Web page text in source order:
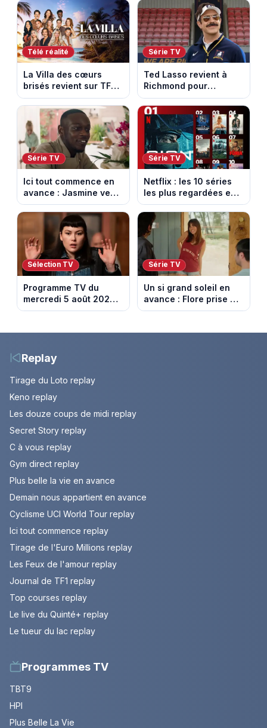
Belleville-en-
Beaujolais
Télé réalité
La Villa des cœurs
brisés revient sur TFX :
voici les candidats de
la saison 11 au Mexique
Série TV
Ted Lasso revient à
Richmond pour
entraîner une équipe
féminine dans la
saison 4
Série TV
Ici tout commence en
avance : Jasmine veut
retenir Louis. Episode
du 6 août 2026
(spoiler)
Série TV
Netflix : les 10 séries
les plus regardées en
France en ce moment
Sélection TV
Programme TV du
mercredi 5 août 2026 :
notre sélection pour
Série TV
Un si grand soleil en
avance : Flore prise au
piège. Episode du 6
Replay
Tirage du Loto replay
Keno replay
Les douze coups de midi replay
Secret Story replay
C à vous replay
Gym direct replay
Plus belle la vie en avance
Demain nous appartient en avance
Cyclisme UCI World Tour replay
Ici tout commence replay
Tirage de l'Euro Millions replay
Les Feux de l'amour replay
Journal de TF1 replay
Top courses replay
Le live du Quinté+ replay
Le tueur du lac replay
Programmes TV
TBT9
HPI
Plus Belle La Vie